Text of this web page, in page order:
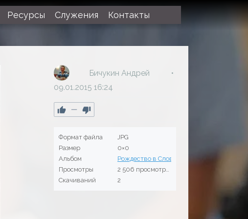
Ресурсы Служения Контакты
Бичукин Андрей
09.01.2015 16:24
—
Формат файла
JPG
Размер
0×0
Альбом
Рождество в Слово жизни 22.12.12
Просмотры
2 506 просмотров
Скачиваний
2